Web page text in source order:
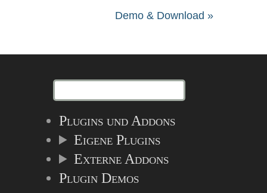
Demo & Download »
Plugins und Addons
Eigene Plugins
Externe Addons
Plugin Demos